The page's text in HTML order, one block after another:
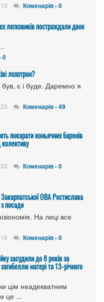
Коменарів - 0
легковиків постраждали двоє
0
лохотрон?
був, є і буде. Даремно я
Коменарів - 49
покарати коньячних баронів
Коменарів - 0
ОВА Ростислава
посади
На лиці все
Коменарів - 0
засудили до 8 років за
матері та 13-річного
цім неадекватним
це ...